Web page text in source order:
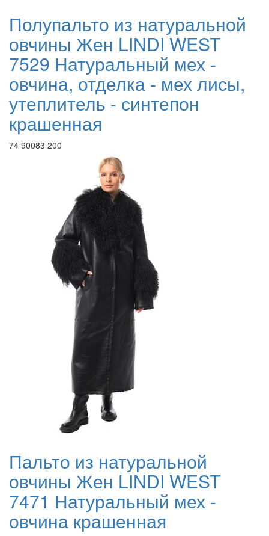
Полупальто из натуральной
овчины Жен LINDI WEST
7529 Натуральный мех -
овчина, отделка - мех лисы,
утеплитель - синтепон
крашенная
74 90083 200
Пальто из натуральной
овчины Жен LINDI WEST
7471 Натуральный мех -
овчина крашенная